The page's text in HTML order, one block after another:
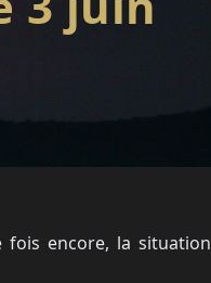
fois encore, la situation